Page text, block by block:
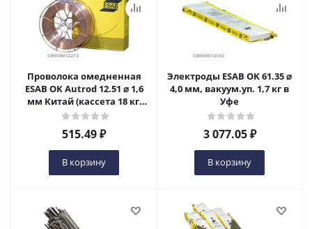
Проволока омедненная
ESAB OK Autrod 12.51 ⌀ 1,6
мм Китай (кассета 18 кг,
аналог СВ-08Г2С) в Уфе
515.49₽
В корзину
Электроды ESAB OK 61.35 ⌀
4,0 мм, вакуум.уп. 1,7 кг в
Уфе
3 077.05₽
В корзину